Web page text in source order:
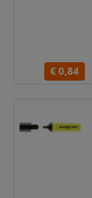
€ 0,84